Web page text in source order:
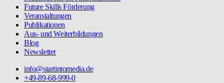
Future Skills Förderung
Veranstaltungen
Publikationen
Aus- und Weiterbildungen
Blog
Newsletter
info@startintomedia.de
+49-89-68-999-0